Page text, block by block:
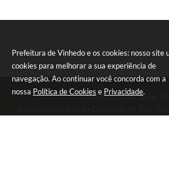
Prefeitura de Vinhedo e os cookies: nosso site
cookies para melhorar a sua experiência de
navegação. Ao continuar você concorda com a
nossa Política de Cookies e Privacidade.
Telefone: (19) 3826-
Endereço: Rua João Corazzari, nº 394,